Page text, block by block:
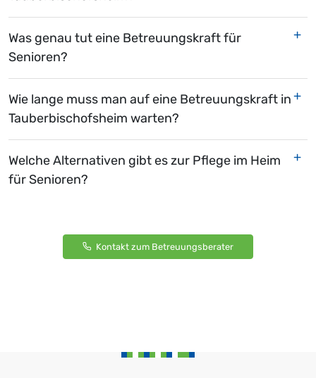
Was genau tut eine Betreuungskraft für
Senioren?
Wie lange muss man auf eine Betreuungskraft in
Tauberbischofsheim warten?
Welche Alternativen gibt es zur Pflege im Heim
für Senioren?
Kontakt zum Betreuungsberater